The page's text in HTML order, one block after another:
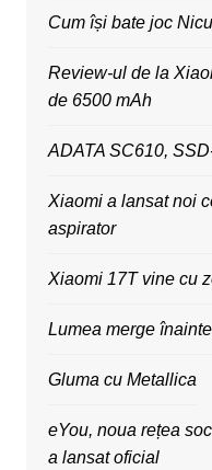
Cum își bate joc
Review-ul de la
de 6500 mAh
ADATA SC610,
Xiaomi a lansat noi
aspirator
Xiaomi 17T vine cu
Lumea merge
Gluma cu Metallica
eYou, noua rețea
a lansat oficial